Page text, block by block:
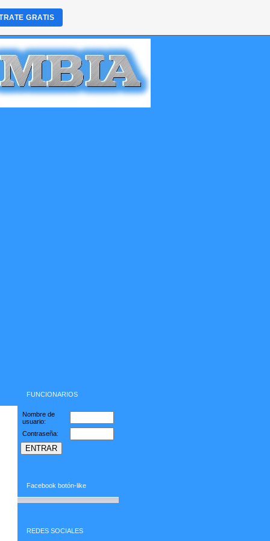
PBX.
FUNCIONARIOS
Nombre de
usuario:
Contraseña:
Facebook botón-like
REDES SOCIALES
GRATIS